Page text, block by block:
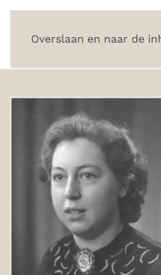
Overslaan en naar de